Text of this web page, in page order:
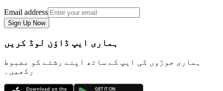
Email address
Sign Up Now
ہماری ایپ ڈاؤن لوڈ کریں
ہماری جوڑوں کی ایپ کے ساتھ اپنے رشتے کو مضبوط
رکھیں۔